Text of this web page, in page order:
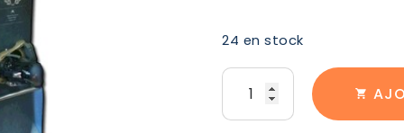
24 en stock
quantité
de